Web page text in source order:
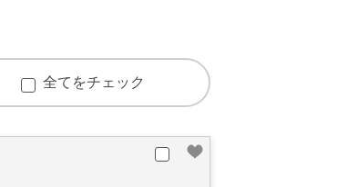
全てをチェック